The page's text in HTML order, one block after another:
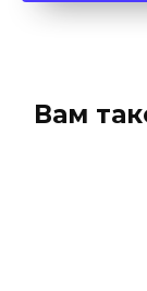
Вам